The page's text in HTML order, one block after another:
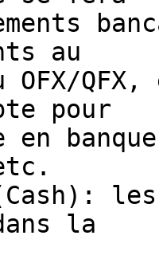
au
OFX/
pour
en
la